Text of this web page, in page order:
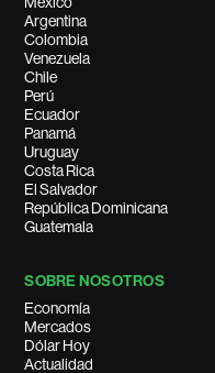
Argentina
Colombia
Venezuela
Chile
Perú
Ecuador
Panamá
Uruguay
Costa Rica
El Salvador
República Dominicana
Guatemala
SOBRE NOSOTROS
Economía
Mercados
Dólar Hoy
Actualidad